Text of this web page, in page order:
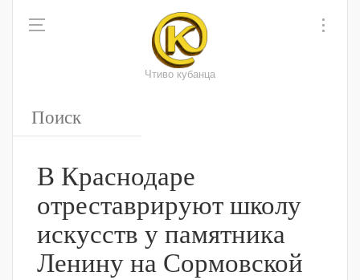
Чтиво кубанца
В Краснодаре
отреставрируют школу
искусств у памятника
Ленину на Сормовской